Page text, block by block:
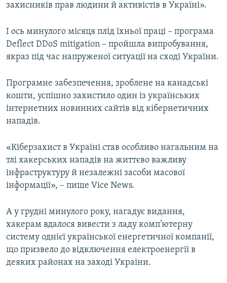
захисників прав людини й активістів в Україні».
І ось минулого місяця плід їхньої праці – програма
Deflect DDoS mitigation – пройшла випробування,
якраз під час напруженої ситуації на сході України.
Програмне забезпечення, зроблене на канадські
кошти, успішно захистило один із українських
інтернетних новинних сайтів від кібернетичних
нападів.
«Кіберзахист в Україні став особливо нагальним на
тлі хакерських нападів на життєво важливу
інфраструктуру й незалежні засоби масової
інформації», – пише Vice News.
А у грудні минулого року, нагадує видання,
хакерам вдалося вивести з ладу комп’ютерну
систему однієї української енергетичної компанії,
що призвело до відключення електроенергії в
деяких районах на заході України.